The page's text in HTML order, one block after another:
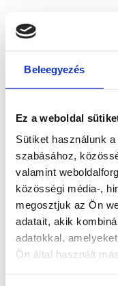
Beleegyezés
Ez a weboldal
Sütiket használunk
szabásához,
valamint
közösségi média-,
megosztjuk az Ön
adatait, akik
adatokkal,
Ön által használt